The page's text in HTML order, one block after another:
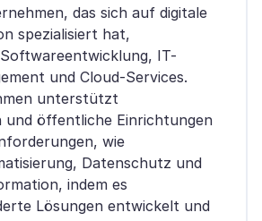
das sich auf digitale
spezialisiert hat,
IT-
und Cloud-Services.
unterstützt
und öffentliche Einrichtungen
wie
Datenschutz und
indem es
Lösungen entwickelt und